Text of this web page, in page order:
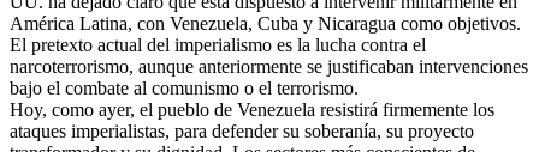
América Latina, con Venezuela, Cuba y Nicaragua como objetivos.
El pretexto actual del imperialismo es la lucha contra el
narcoterrorismo, aunque anteriormente se justificaban intervenciones
bajo el combate al comunismo o el terrorismo.
Hoy, como ayer, el pueblo de Venezuela resistirá firmemente los
ataques imperialistas, para defender su soberanía, su proyecto